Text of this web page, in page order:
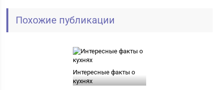
Похожие публикации
Интересные факты о
кухнях